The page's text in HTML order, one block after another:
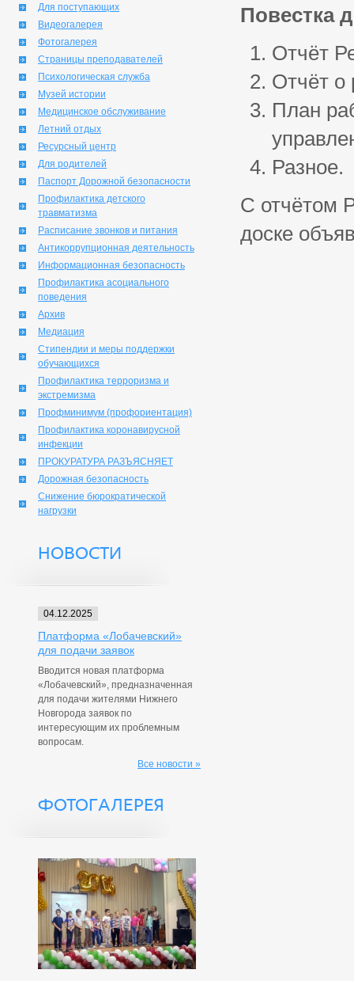
Для поступающих
Видеогалерея
Фотогалерея
Страницы преподавателей
Психологическая служба
Музей истории
Медицинское обслуживание
Летний отдых
Ресурсный центр
Для родителей
Паспорт Дорожной безопасности
Профилактика детского
травматизма
Расписание звонков и питания
Антикоррупционная деятельность
Информационная безопасность
Профилактика асоциального
поведения
Архив
Медиация
Стипендии и меры поддержки
обучающихся
Профилактика терроризма и
экстремизма
Профминимум (профориентация)
Профилактика коронавирусной
инфекции
ПРОКУРАТУРА РАЗЪЯСНЯЕТ
Дорожная безопасность
Снижение бюрократической
нагрузки
НОВОСТИ
04.12.2025
Платформа «Лобачевский»
для подачи заявок
Вводится новая платформа
«Лобачевский», предназначенная
для подачи жителями Нижнего
Новгорода заявок по
интересующим их проблемным
вопросам.
Все новости »
ФОТОГАЛЕРЕЯ
Повестка
Отчёт
Отчёт о
План
Разное.
С отчётом
доске